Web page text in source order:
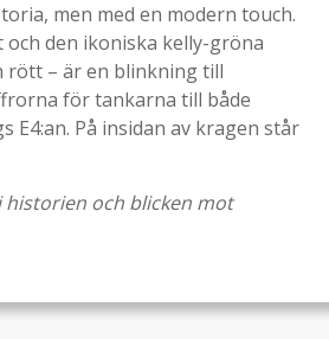
men med en modern touch.
den ikoniska kelly-gröna
rött – är en blinkning till
för tankarna till både
E4:an. På insidan av kragen står
historien och blicken mot